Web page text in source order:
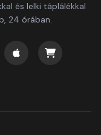
és lelki táplálékkal
24 órában.